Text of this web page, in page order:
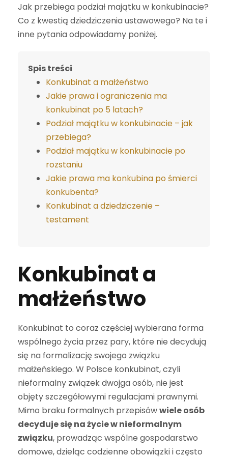
Jak przebiega podział majątku w konkubinacie?
Co z kwestią dziedziczenia ustawowego? Na te i
inne pytania odpowiadamy poniżej.
Spis treści
Konkubinat a małżeństwo
Jakie prawa i ograniczenia ma
konkubinat po 5 latach?
Podział majątku w konkubinacie – jak
przebiega?
Podział majątku w konkubinacie po
rozstaniu
Jakie prawa ma konkubina po śmierci
konkubenta?
Konkubinat a dziedziczenie –
testament
Konkubinat a
małżeństwo
Konkubinat to coraz częściej wybierana forma
wspólnego życia przez pary, które nie decydują
się na formalizację swojego związku
małżeńskiego. W Polsce konkubinat, czyli
nieformalny związek dwojga osób, nie jest
objęty szczegółowymi regulacjami prawnymi.
Mimo braku formalnych przepisówwiele osób
decyduje się na życie w nieformalnym
związku, prowadząc wspólne gospodarstwo
domowe, dzieląc codzienne obowiązki i często